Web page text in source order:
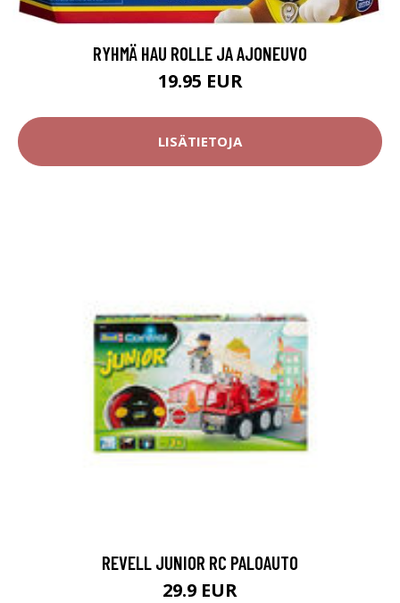
RYHMÄ HAU ROLLE JA AJONEUVO
19.95 EUR
LISÄTIETOJA
REVELL JUNIOR RC PALOAUTO
29.9 EUR